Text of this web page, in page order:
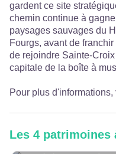
gardent ce site
chemin continue à
paysages sauvages du
Fourgs, avant de
de rejoindre Sainte-
capitale de la boîte à
Pour plus
Les 4 patrimoines